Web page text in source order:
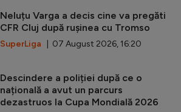
Neluțu Varga a decis cine va pregăti
CFR Cluj după rușinea cu Tromso
SuperLiga | 07 August 2026, 16:20
Descindere a poliției după ce o
națională a avut un parcurs
dezastruos la Cupa Mondială 2026